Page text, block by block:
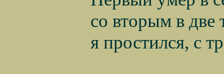
со вторым в две
я простился, с